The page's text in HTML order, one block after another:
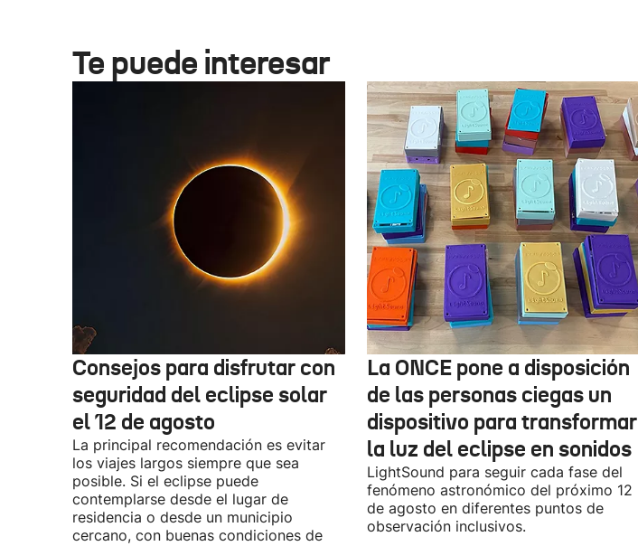
Te puede interesar
Consejos para disfrutar con
seguridad del eclipse solar
el 12 de agosto
La principal recomendación es evitar
los viajes largos siempre que sea
posible. Si el eclipse puede
contemplarse desde el lugar de
residencia o desde un municipio
cercano, con buenas condiciones de
La ONCE pone a disposición
de las personas ciegas un
dispositivo para transformar
la luz del eclipse en sonidos
LightSound para seguir cada fase del
fenómeno astronómico del próximo 12
de agosto en diferentes puntos de
observación inclusivos.